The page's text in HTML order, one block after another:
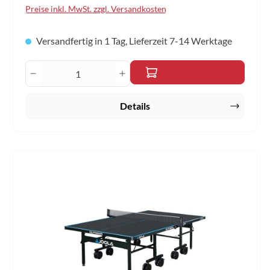
D Inkl. Netz Gewicht Netto: 67,5kgGewicht Brutto: 87.5kg
zzgl. Frachtkosten 69,90 €
Preise inkl. MwSt. zzgl. Versandkosten
Versandfertig in 1 Tag, Lieferzeit 7-14 Werktage
Produkt Anzahl: Gib den gewünschten
Details